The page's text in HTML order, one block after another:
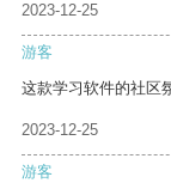
2023-12-25
游客
这款学习软件的社区
2023-12-25
游客